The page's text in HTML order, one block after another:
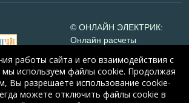
© ОНЛАЙН ЭЛЕКТРИК:
Онлайн расчеты
Online-electric.ru, 2008-
2026
© А.Н. Алюнов, 2008-2026
работы сайта и его взаимодействия с
мы используем файлы cookie. Продолжая
Вы разрешаете использование cookie-
можете отключить файлы cookie в